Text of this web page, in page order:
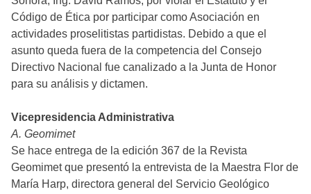
Código de Ética por participar como Asociación en
actividades proselitistas partidistas. Debido a que el
asunto queda fuera de la competencia del Consejo
Directivo Nacional fue canalizado a la Junta de Honor
para su análisis y dictamen.
Vicepresidencia Administrativa
A. Geomimet
Se hace entrega de la edición 367 de la Revista
Geomimet que presentó la entrevista de la Maestra Flor de
María Harp, directora general del Servicio Geológico